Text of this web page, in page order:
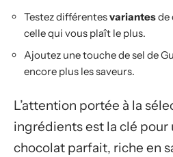
Testez différentesvariantesde
celle qui vous plaît le plus.
Ajoutez une touche de sel de
encore plus les saveurs.
L’attention portée à la
ingrédients est la clé pour
chocolat parfait, riche en